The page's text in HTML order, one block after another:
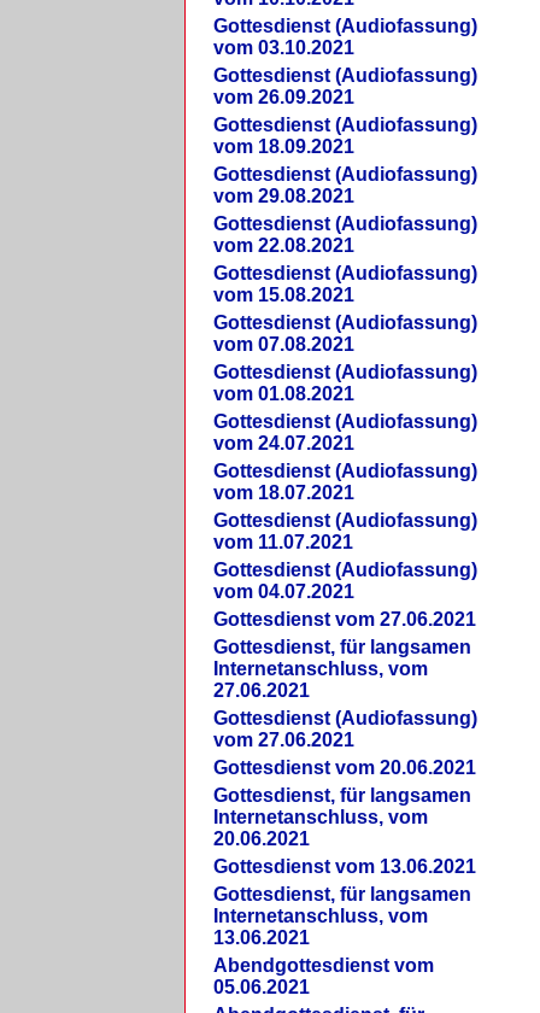
Gottesdienst (Audiofassung)
vom 03.10.2021
Gottesdienst (Audiofassung)
vom 26.09.2021
Gottesdienst (Audiofassung)
vom 18.09.2021
Gottesdienst (Audiofassung)
vom 29.08.2021
Gottesdienst (Audiofassung)
vom 22.08.2021
Gottesdienst (Audiofassung)
vom 15.08.2021
Gottesdienst (Audiofassung)
vom 07.08.2021
Gottesdienst (Audiofassung)
vom 01.08.2021
Gottesdienst (Audiofassung)
vom 24.07.2021
Gottesdienst (Audiofassung)
vom 18.07.2021
Gottesdienst (Audiofassung)
vom 11.07.2021
Gottesdienst (Audiofassung)
vom 04.07.2021
Gottesdienst vom 27.06.2021
Gottesdienst, für langsamen
Internetanschluss, vom
27.06.2021
Gottesdienst (Audiofassung)
vom 27.06.2021
Gottesdienst vom 20.06.2021
Gottesdienst, für langsamen
Internetanschluss, vom
20.06.2021
Gottesdienst vom 13.06.2021
Gottesdienst, für langsamen
Internetanschluss, vom
13.06.2021
Abendgottesdienst vom
05.06.2021